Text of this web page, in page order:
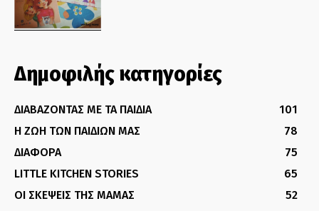
Δημοφιλής κατηγορίες
ΔΙΑΒΑΖΟΝΤΑΣ ΜΕ ΤΑ ΠΑΙΔΙΑ
101
Η ΖΩΗ ΤΩΝ ΠΑΙΔΙΩΝ ΜΑΣ
78
ΔΙΑΦΟΡΑ
75
LITTLE KITCHEN STORIES
65
ΟΙ ΣΚΕΨΕΙΣ ΤΗΣ ΜΑΜΑΣ
52